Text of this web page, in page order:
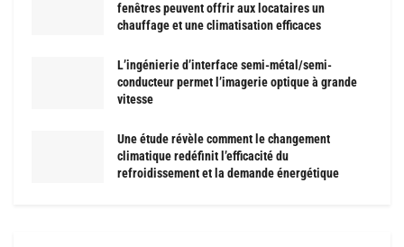
fenêtres peuvent offrir aux locataires un
chauffage et une climatisation efficaces
L’ingénierie d’interface semi-métal/semi-
conducteur permet l’imagerie optique à grande
vitesse
Une étude révèle comment le changement
climatique redéfinit l’efficacité du
refroidissement et la demande énergétique